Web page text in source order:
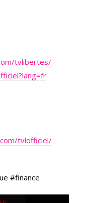
tvlibertes/
tvlofficiel/
#finance